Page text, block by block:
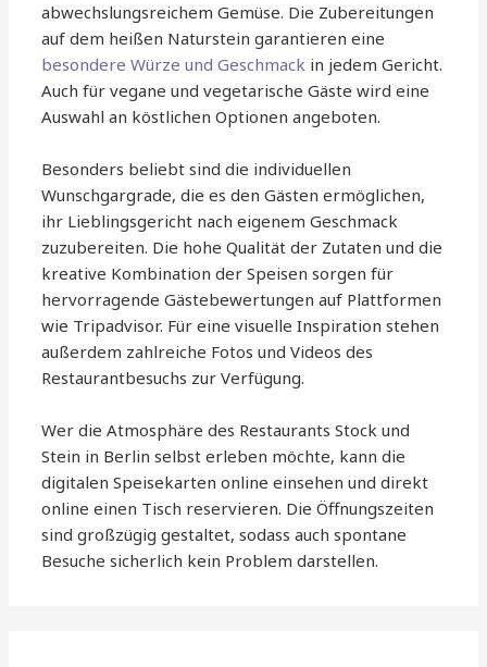
abwechslungsreichem Gemüse. Die Zubereitungen
auf dem heißen Naturstein garantieren eine
besondere Würze und Geschmack in jedem Gericht.
Auch für vegane und vegetarische Gäste wird eine
Auswahl an köstlichen Optionen angeboten.
Besonders beliebt sind die individuellen
Wunschgargrade, die es den Gästen ermöglichen,
ihr Lieblingsgericht nach eigenem Geschmack
zuzubereiten. Die hohe Qualität der Zutaten und die
kreative Kombination der Speisen sorgen für
hervorragende Gästebewertungen auf Plattformen
wie Tripadvisor. Für eine visuelle Inspiration stehen
außerdem zahlreiche Fotos und Videos des
Restaurantbesuchs zur Verfügung.
Wer die Atmosphäre des Restaurants Stock und
Stein in Berlin selbst erleben möchte, kann die
digitalen Speisekarten online einsehen und direkt
online einen Tisch reservieren. Die Öffnungszeiten
sind großzügig gestaltet, sodass auch spontane
Besuche sicherlich kein Problem darstellen.